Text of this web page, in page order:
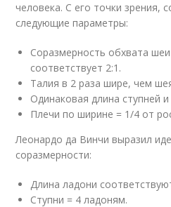
человека. С его точки зрения,
следующие параметры:
Соразмерность обхвата шеи
соответствует 2:1.
Талия в 2 раза шире, чем
Одинаковая длина ступней
Плечи по ширине = 1/4 от
Леонардо да Винчи выразил
соразмерности:
Длина ладони
Ступни = 4 ладоням.